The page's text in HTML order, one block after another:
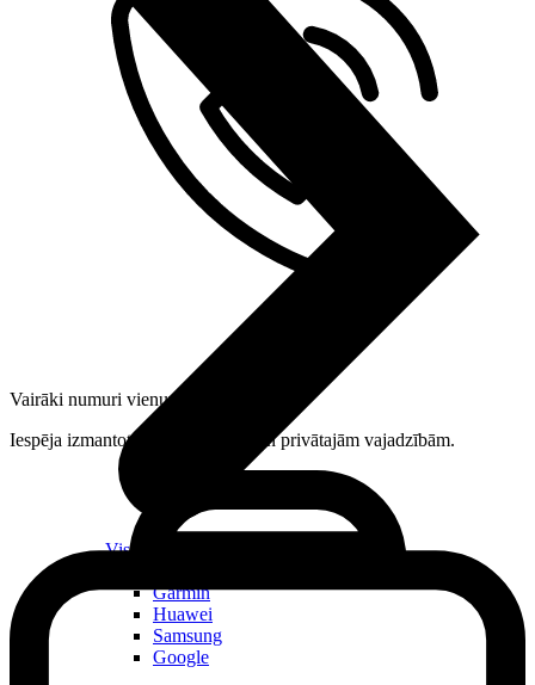
Visi viedpulksteņi
Garmin
Huawei
Samsung
Google
Vairāki numuri vienuviet
Iespēja izmantot viedierīci darba un privātajām vajadzībām.